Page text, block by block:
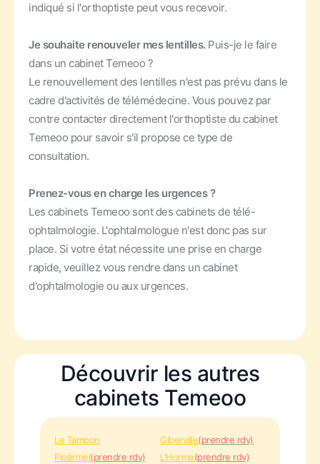
indiqué si l'orthoptiste peut vous recevoir.
Je souhaite renouveler mes lentilles. Puis-je le faire
dans un cabinet Temeoo ?
Le renouvellement des lentilles n'est pas prévu dans le
cadre d'activités de télémédecine. Vous pouvez par
contre contacter directement l'orthoptiste du cabinet
Temeoo pour savoir s'il propose ce type de
consultation.
Prenez-vous en charge les urgences ?
Les cabinets Temeoo sont des cabinets de télé-
ophtalmologie. L'ophtalmologue n'est donc pas sur
place. Si votre état nécessite une prise en charge
rapide, veuillez vous rendre dans un cabinet
d'ophtalmologie ou aux urgences.
Découvrir les autres
cabinets Temeoo
Le Tampon Giberville(prendre rdv)
Ploërmel(prendre rdv) L'Horme(prendre rdv)